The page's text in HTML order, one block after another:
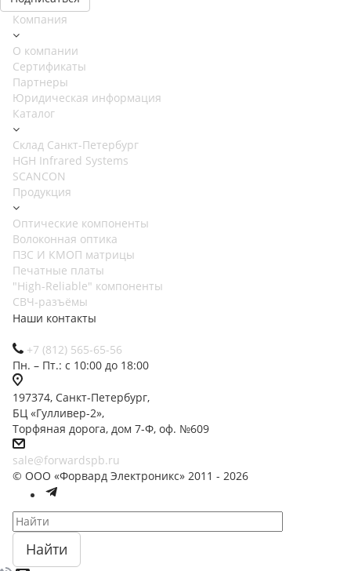
Компания
О компании
Сертификаты
Партнеры
Юридическая информация
Каталог
Cклад Санкт-Петербург
HGH Infrared Systems
SCANCON
Продукция
Оптические компоненты
Волоконная оптика
ПЗС И КМОП матрицы
Печатные платы
"High-Reliable" компоненты
СВЧ-разъёмы
Наши контакты
+7 (812) 565-65-56
Пн. – Пт.: с 10:00 до 18:00
197374, Санкт-Петербург,
БЦ «Гулливер-2»,
Торфяная дорога, дом 7-Ф, оф. №609
sale@forwardspb.ru
© ООО «Форвард Электроникс» 2011 - 2026
Найти